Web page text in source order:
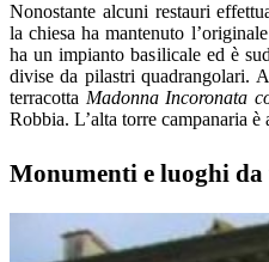
Nonostante alcuni restauri
la chiesa ha mantenuto
ha un impianto basilicale ed è
divise da pilastri quadrangolari.
terracotta Madonna Incoronata
Robbia. L’alta torre campanaria
Monumenti e luoghi